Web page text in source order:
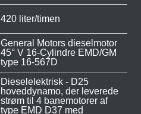
420 liter/timen
General Motors dieselmotor
45° V 16-Cylindre EMD/GM
type 16-567D
Dieselelektrisk - D25
hoveddynamo, der leverede
strøm til 4 banemotorer af
type EMD D37 med